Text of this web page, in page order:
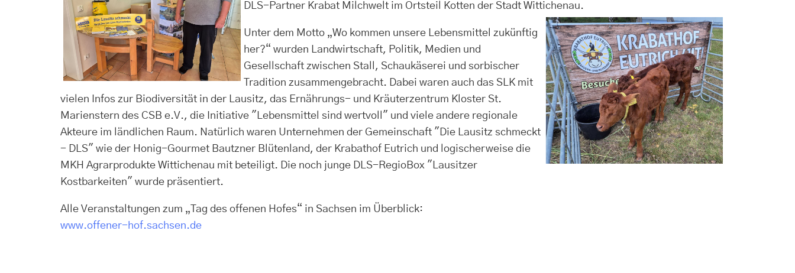
DLS-Partner Krabat Milchwelt im Ortsteil Kotten der Stadt Wittichenau.
Unter dem Motto „Wo kommen unsere Lebensmittel zukünftig
her?“ wurden Landwirtschaft, Politik, Medien und
Gesellschaft zwischen Stall, Schaukäserei und sorbischer
Tradition zusammengebracht. Dabei waren auch das SLK mit
vielen Infos zur Biodiversität in der Lausitz, das Ernährungs- und Kräuterzentrum Kloster St.
Marienstern des CSB e.V., die Initiative "Lebensmittel sind wertvoll" und viele andere regionale
Akteure im ländlichen Raum. Natürlich waren Unternehmen der Gemeinschaft "Die Lausitz schmeckt
- DLS" wie der Honig-Gourmet Bautzner Blütenland, der Krabathof Eutrich und logischerweise die
MKH Agrarprodukte Wittichenau mit beteiligt. Die noch junge DLS-RegioBox "Lausitzer
Kostbarkeiten" wurde präsentiert.
Alle Veranstaltungen zum „Tag des offenen Hofes“ in Sachsen im Überblick:
www.offener-hof.sachsen.de